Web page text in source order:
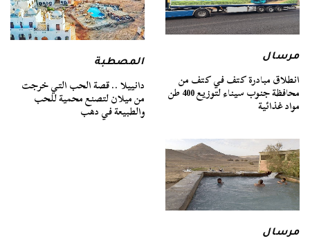
مرسال
انطلاق مبادرة كتف في كتف من
محافظة جنوب سيناء لتوزيع 400 طن
مواد غذائية
المصطبة
دانييلا .. قصة الحب التي خرجت
من ميلان لتصنع محمية للحب
والطبيعة في دهب
مرسال